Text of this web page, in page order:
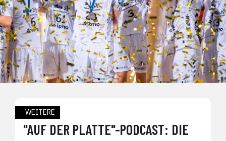
WEITERE
"AUF DER PLATTE"-PODCAST: DIE